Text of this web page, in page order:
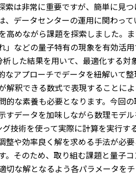
索は非常に重要ですが、簡単に見
、データセンターの運用に関わっ
高めながら課題を探索しました。
」などの量子特有の現象を有効活
した結果を用いて、最適化する
なアプローチでデータを紐解いて
解釈できる数式で表現することに
的な素養も必要となります。今回
データを加味しながら数理モデル
技術を使って実際に計算を実行
整や効率良く解を求める手法が必
。そのため、取り組む課題と量子
な解となるよう各パラメータを